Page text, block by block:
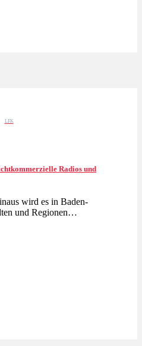
LFK
Radios und
wird es in Baden-
und Regionen…